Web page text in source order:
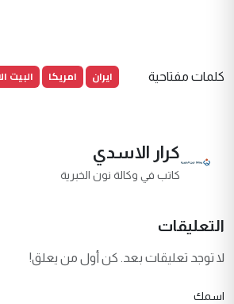
كلمات مفتاحية ايران امريكا البيت
كرار الاسدي
كاتب في وكالة نون الخبرية
التعليقات
لا توجد تعليقات بعد. كن أول من يعلق!
اسمك